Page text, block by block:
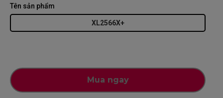
Tên sản phẩm
XL2566X+
Mua ngay